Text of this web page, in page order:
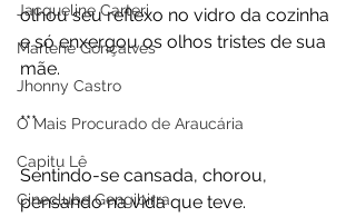
Jacqueline Carteri
Marlene Gonçalves
Jhonny Castro
O Mais Procurado de Araucária
Capitu Lê
Cineclube Gengibirra
olhou seu reflexo no vidro da cozinha
e só enxergou os olhos tristes de sua
mãe.
***
Sentindo-se cansada, chorou,
pensando na vida que teve.